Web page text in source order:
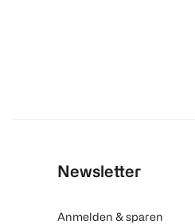
Newsletter
Anmelden & sparen